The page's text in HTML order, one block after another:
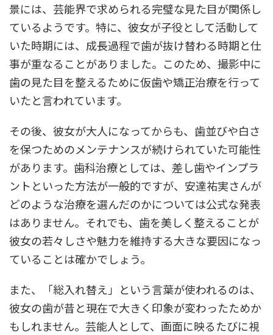
景には、芸能界で求められる完璧な見た目が関係し
ているようです。特に、彼女が子役として活動して
いた時期には、成長過程で歯が抜け替わる時期と仕
事が重なることがありました。このため、撮影中に
歯の見た目を整えるために仮歯や矯正治療を行って
いたと言われています。
その後、彼女が大人になってからも、歯並びや白さ
を保つためのメンテナンスが続けられていた可能性
があります。歯科治療としては、差し歯やインプラ
ントといった方法が一般的ですが、安達祐実さんが
どのような治療を選んだのかについては公式な発表
はありません。それでも、歯を美しく整えることが
彼女の若々しさや魅力を維持する大きな要因になっ
ていることは確かでしょう。
また、「総入れ替え」という言葉が使われるのは、
彼女の歯が昔と現在で大きく印象が変わったためか
もしれません。芸能人として、画面に映るたびに視